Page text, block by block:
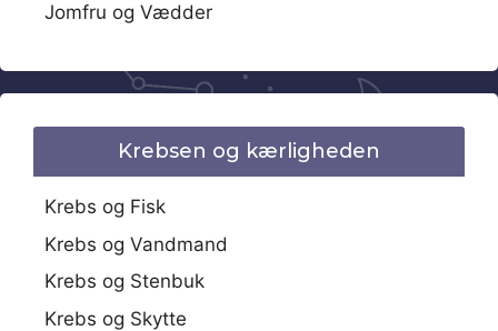
Jomfru og Vædder
Krebsen og kærligheden
Krebs og Fisk
Krebs og Vandmand
Krebs og Stenbuk
Krebs og Skytte